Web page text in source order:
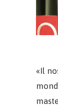
«Il